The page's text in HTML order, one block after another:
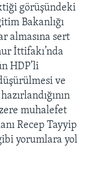
görüşündeki
Bakanlığı
almasına sert
İttifakı’nda
HDP’li
ve
muhalefet
Recep Tayyip
yorumlara yol